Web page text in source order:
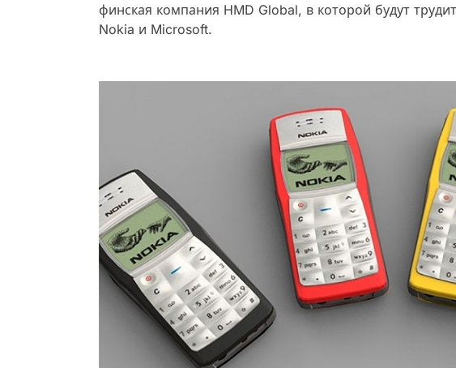
финская компания HMD Global, в которой будут
Nokia и Microsoft.